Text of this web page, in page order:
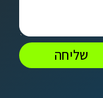
שליחה